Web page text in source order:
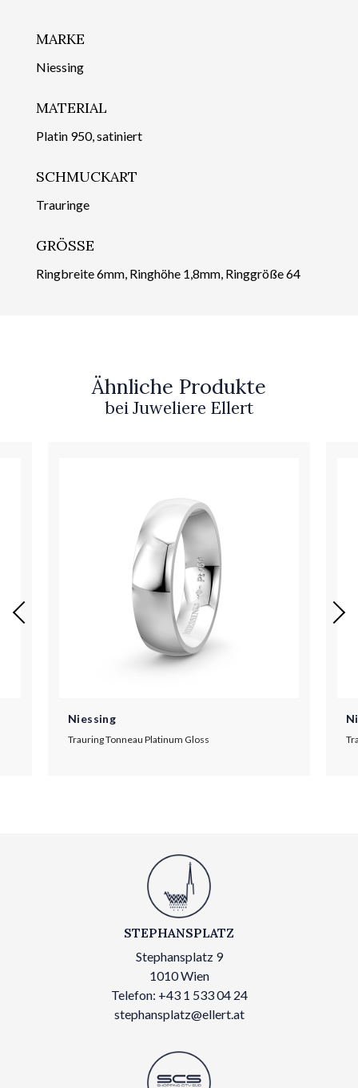
MARKE
Niessing
MATERIAL
Platin 950, satiniert
SCHMUCKART
Trauringe
GRÖSSE
Ringbreite 6mm, Ringhöhe 1,8mm, Ringgröße 64
Ähnliche Produkte
bei Juweliere Ellert
Niessing
Trauring Tonneau Platinum Gloss
STEPHANSPLATZ
Stephansplatz 9
1010 Wien
Telefon: +43 1 533 04 24
stephansplatz@ellert.at